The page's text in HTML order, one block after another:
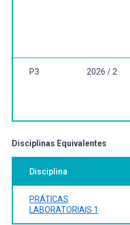
P3 2026 / 2
Disciplinas Equivalentes
Disciplina
PRÁTICAS
LABORATORIAIS 1